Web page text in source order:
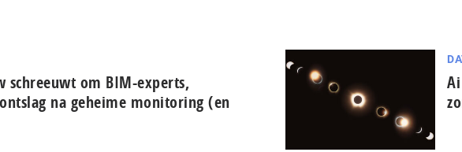
schreeuwt om BIM-experts,
na geheime monitoring (en